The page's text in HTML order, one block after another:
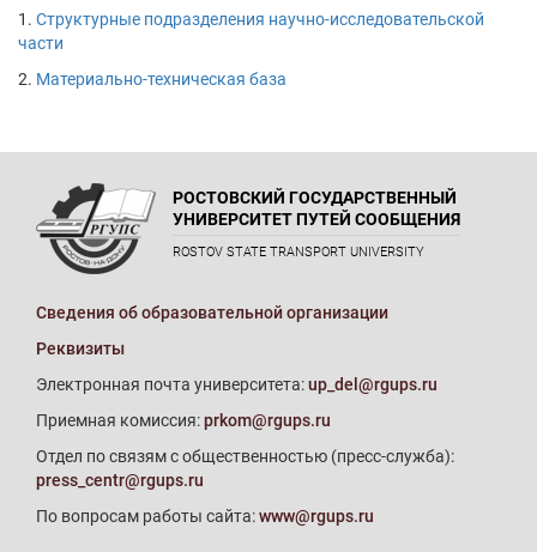
1. Структурные подразделения научно-исследовательской
части
2. Материально-техническая база
РОСТОВСКИЙ ГОСУДАРСТВЕННЫЙ
УНИВЕРСИТЕТ ПУТЕЙ СООБЩЕНИЯ
ROSTOV STATE TRANSPORT UNIVERSITY
Сведения об образовательной организации
Реквизиты
Электронная почта университета:up_del@rgups.ru
Приемная комиссия:prkom@rgups.ru
Отдел по связям с общественностью (пресс-служба):
press_centr@rgups.ru
По вопросам работы сайта:www@rgups.ru